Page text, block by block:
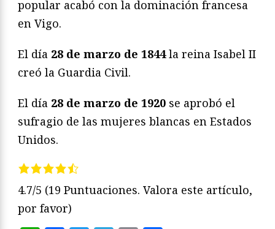
popular acabó con la dominación francesa
en Vigo.
El día 28 de marzo de 1844la reina Isabel II
creó la Guardia Civil.
El día 28 de marzo de 1920 se aprobó el
sufragio de las mujeres blancas en Estados
Unidos.
4.7/5 (19 Puntuaciones. Valora este artículo,
por favor)